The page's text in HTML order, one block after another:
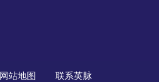
网站地图 联系英脉